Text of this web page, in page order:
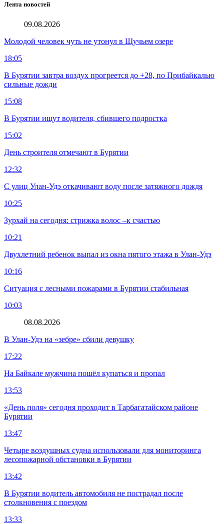
Лента новостей
09.08.2026
Молодой человек чуть не утонул в Щучьем озере
18:05
В Бурятии завтра воздух прогреется до +28, по Прибайкалью
сильные дожди
15:08
В Бурятии ищут водителя, сбившего подростка
15:02
День строителя отмечают в Бурятии
12:32
С улиц Улан-Удэ откачивают воду после затяжного дождя
10:25
Зурхай на сегодня: стрижка волос –к счастью
10:21
Двухлетний ребенок выпал из окна пятого этажа в Улан-Удэ
10:16
Ситуация с лесными пожарами в Бурятии стабильная
10:03
08.08.2026
В Улан-Удэ на «зебре» сбили девушку
17:22
На Байкале мужчина пошёл купаться и пропал
13:53
«День поля» сегодня проходит в Тарбагатайском районе
Бурятии
13:47
Четыре воздушных судна использовали для мониторинга
лесопожарной обстановки в Бурятии
13:42
В Бурятии водитель автомобиля не пострадал после
столкновения с поездом
13:33